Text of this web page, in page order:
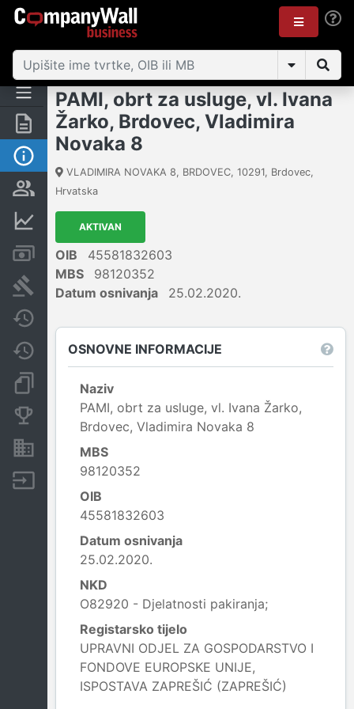
Sažetak
Osnovne informacije
Osobe i vlasništvo
Financijski podaci
Računi i blokade
Sudske objave
Promjene
Dokumenti i objave
Konkurentske tvrtke
Nekretnine i imovina
PAMI, obrt za usluge, vl. Ivana
Žarko, Brdovec, Vladimira
Novaka 8
VLADIMIRA NOVAKA 8, BRDOVEC, 10291, Brdovec,
Hrvatska
AKTIVAN
OIB
45581832603
MBS
98120352
Datum osnivanja
25.02.2020.
OSNOVNE INFORMACIJE
Naziv
PAMI, obrt za usluge, vl. Ivana Žarko,
Brdovec, Vladimira Novaka 8
MBS
98120352
OIB
45581832603
Datum osnivanja
25.02.2020.
NKD
O82920 - Djelatnosti pakiranja;
Registarsko tijelo
UPRAVNI ODJEL ZA GOSPODARSTVO I
FONDOVE EUROPSKE UNIJE,
ISPOSTAVA ZAPREŠIĆ (ZAPREŠIĆ)
Leaflet |© OpenStreetMap contributors